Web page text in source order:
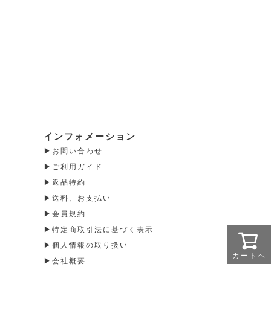
カートへ
インフォメーション
お問い合わせ
ご利用ガイド
返品特約
送料、お支払い
会員規約
特定商取引法に基づく表示
個人情報の取り扱い
会社概要